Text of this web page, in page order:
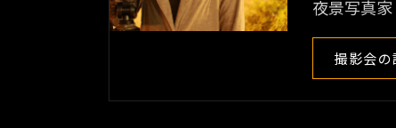
夜景写真
撮影会の